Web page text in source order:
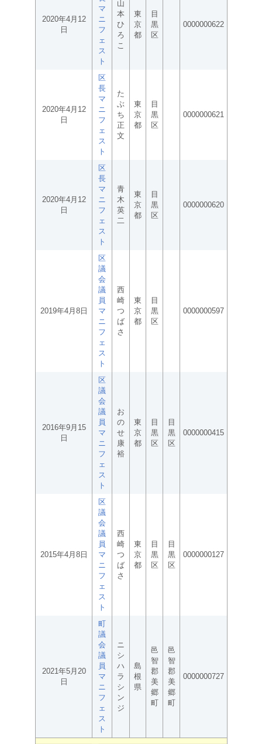
2020年4月12
日
マ
ニ
フ
ェ
ス
ト
山
本
ひ
ろ
こ
東
京
都
目
黒
区
0000000622
2020年4月12
日
区
長
マ
ニ
フ
ェ
ス
ト
た
ぶ
ち
正
文
東
京
都
目
黒
区
0000000621
2020年4月12
日
区
長
マ
ニ
フ
ェ
ス
ト
青
木
英
二
東
京
都
目
黒
区
0000000620
2019年4月8日
区
議
会
議
員
マ
ニ
フ
ェ
ス
ト
西
崎
つ
ば
さ
東
京
都
目
黒
区
0000000597
2016年9月15
日
区
議
会
議
員
マ
ニ
フ
ェ
ス
ト
お
の
せ
康
裕
東
京
都
目
黒
区
目
黒
区
0000000415
2015年4月8日
区
議
会
議
員
マ
ニ
フ
ェ
ス
ト
西
崎
つ
ば
さ
東
京
都
目
黒
区
目
黒
区
0000000127
2021年5月20
日
町
議
会
議
員
マ
ニ
フ
ェ
ス
ト
ニ
シ
ハ
ラ
シ
ン
ジ
島
根
県
邑
智
郡
美
郷
町
邑
智
郡
美
郷
町
0000000727